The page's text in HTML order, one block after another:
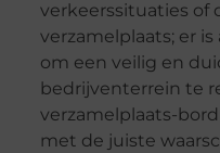
verkeerssituaties of
verzamelplaats; er
om een veilig en
bedrijventerrein te
verzamelplaats-
met de juiste